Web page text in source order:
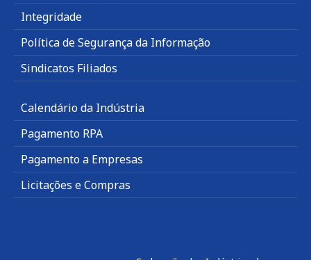
Integridade
Política de Segurança da Informação
Sindicatos Filiados
Calendário da Indústria
Pagamento RPA
Pagamento a Empresas
Licitações e Compras